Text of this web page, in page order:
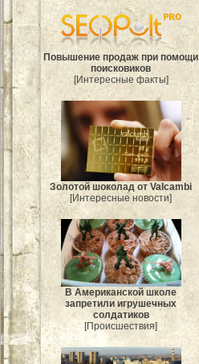
Повышение продаж при помощи
поисковиков
[Интересные факты]
Золотой шоколад от Valcambi
[Интересные новости]
В Американской школе
запретили игрушечных
солдатиков
[Происшествия]